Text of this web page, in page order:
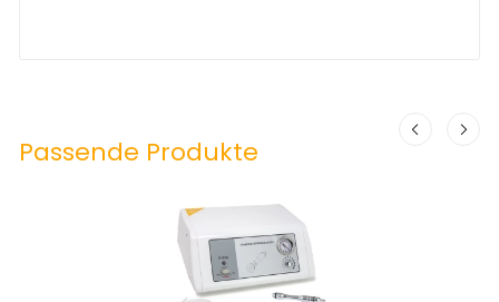
Passende Produkte